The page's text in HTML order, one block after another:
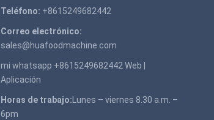
Teléfono: +8615249682442
Correo electrónico:
sales@huafoodmachine.com
mi whatsapp +8615249682442 Web
Aplicación
Horas de trabajo: Lunes – viernes 8.30 a.m. –
6pm